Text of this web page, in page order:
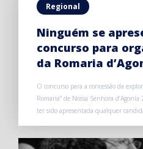
Regional
Ninguém se
concurso para
da Romaria
O concurso para a concessão da
Romaria” de Nossa Senhora
ter sido apresentada qualquer